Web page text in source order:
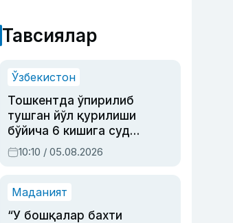
Тавсиялар
Ўзбекистон
Тошкентда ўпирилиб
тушган йўл қурилиши
бўйича 6 кишига суд
ҳукми ўқилди
10:10 / 05.08.2026
Маданият
“У бошқалар бахти